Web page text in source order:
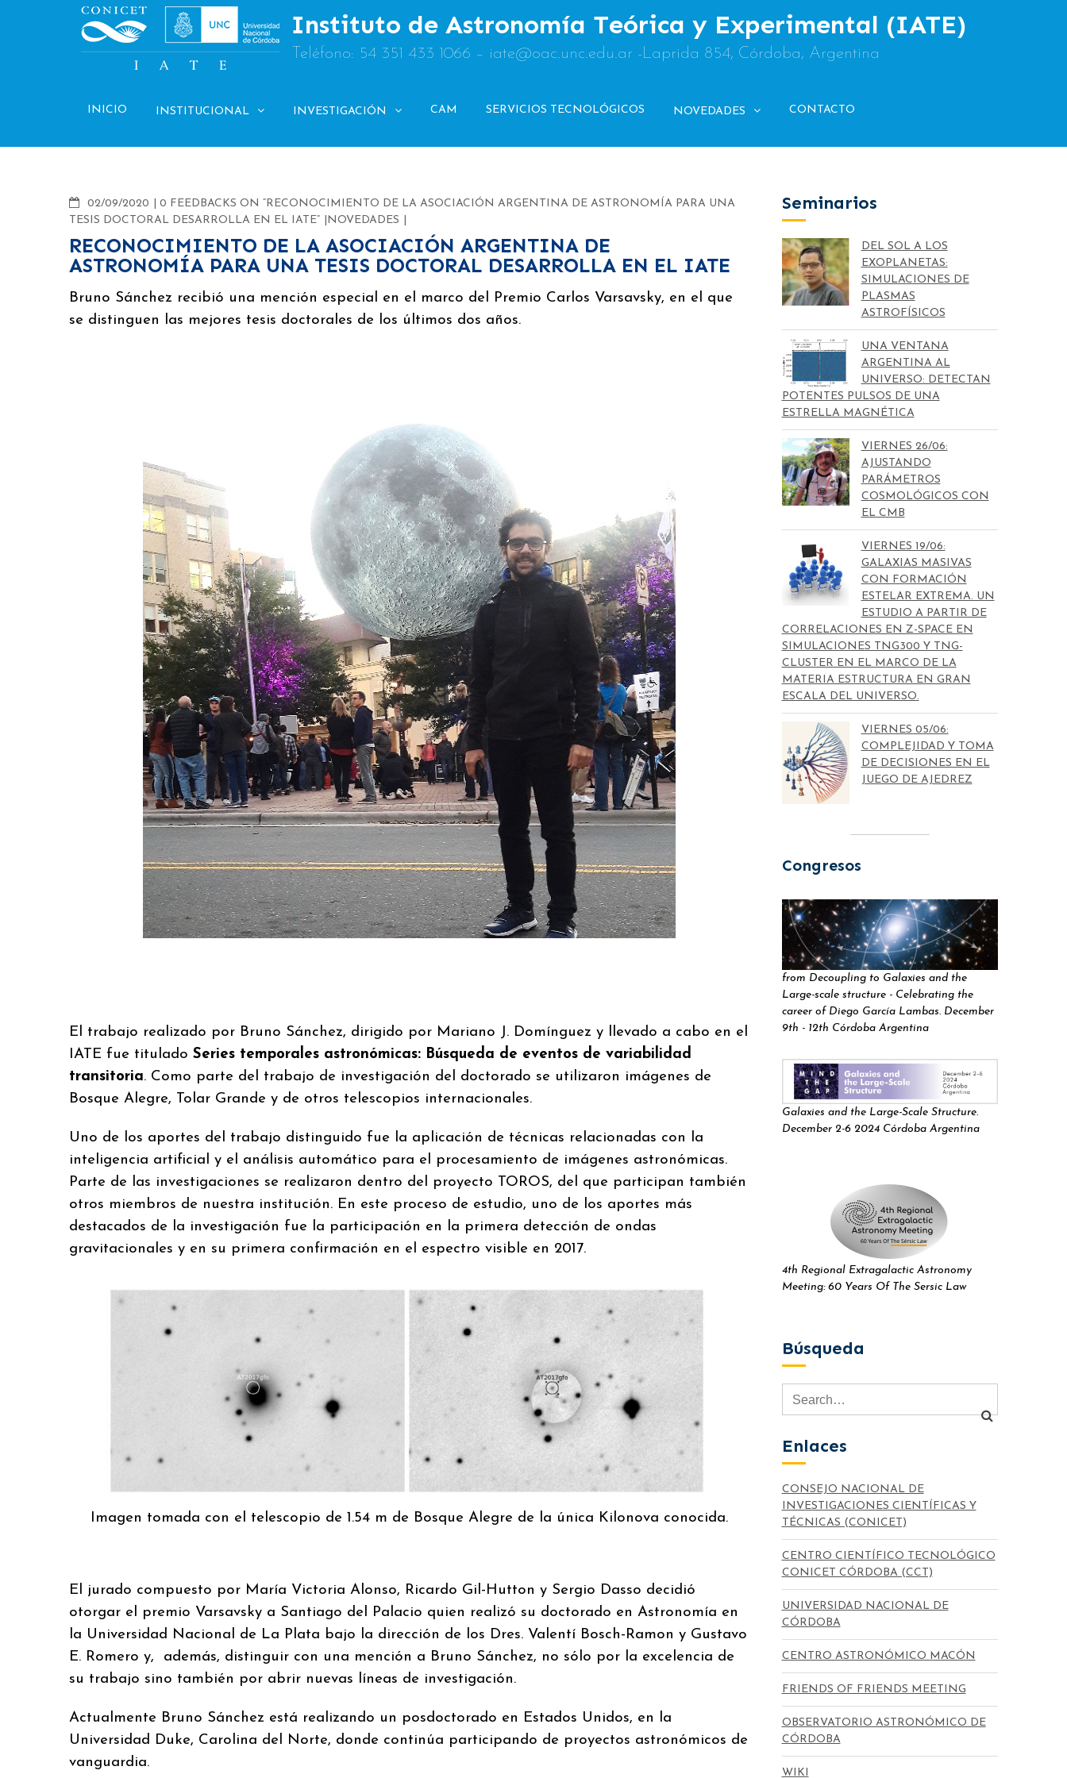
Instituto de Astronomía Teórica y Experimental (IATE)
Teléfono: 54 351 433 1066 – iate@oac.unc.edu.ar -Laprida 854, Córdoba, Argentina
INICIO INSTITUCIONAL INVESTIGACIÓN CAM SERVICIOS TECNOLÓGICOS NOVEDADES CONTACTO
02/09/2020 COMMENTS
0 FEEDBACKS ON “RECONOCIMIENTO DE LA ASOCIACIÓN ARGENTINA DE ASTRONOMÍA PARA UNA
TESIS DOCTORAL DESARROLLA EN EL IATE”
NOVEDADES
RECONOCIMIENTO DE LA ASOCIACIÓN ARGENTINA DE
ASTRONOMÍA PARA UNA TESIS DOCTORAL DESARROLLA EN EL IATE
Bruno Sánchez recibió una mención especial en el marco del Premio Carlos Varsavsky, en el que
se distinguen las mejores tesis doctorales de los últimos dos años.
El trabajo realizado por Bruno Sánchez, dirigido por Mariano J. Domínguez y llevado a cabo en el
IATE fue titulado Series temporales astronómicas: Búsqueda de eventos de variabilidad
transitoria. Como parte del trabajo de investigación del doctorado se utilizaron imágenes de
Bosque Alegre, Tolar Grande y de otros telescopios internacionales.
Uno de los aportes del trabajo distinguido fue la aplicación de técnicas relacionadas con la
inteligencia artificial y el análisis automático para el procesamiento de imágenes astronómicas.
Parte de las investigaciones se realizaron dentro del proyecto TOROS, del que participan también
otros miembros de nuestra institución. En este proceso de estudio, uno de los aportes más
destacados de la investigación fue la participación en la primera detección de ondas
gravitacionales y en su primera confirmación en el espectro visible en 2017.
Imagen tomada con el telescopio de 1.54 m de Bosque Alegre de la única Kilonova conocida.
El jurado compuesto por María Victoria Alonso, Ricardo Gil-Hutton y Sergio Dasso decidió
otorgar el premio Varsavsky a Santiago del Palacio quien realizó su doctorado en Astronomía en
la Universidad Nacional de La Plata bajo la dirección de los Dres. Valentí Bosch-Ramon y Gustavo
E. Romero y, además, distinguir con una mención a Bruno Sánchez, no sólo por la excelencia de
su trabajo sino también por abrir nuevas líneas de investigación.
Actualmente Bruno Sánchez está realizando un posdoctorado en Estados Unidos, en la
Universidad Duke, Carolina del Norte, donde continúa participando de proyectos astronómicos de
vanguardia.
Seminarios
DEL SOL A LOS
EXOPLANETAS:
SIMULACIONES DE
PLASMAS
ASTROFÍSICOS
UNA VENTANA
ARGENTINA AL
UNIVERSO: DETECTAN
POTENTES PULSOS DE UNA
ESTRELLA MAGNÉTICA
VIERNES 26/06:
AJUSTANDO
PARÁMETROS
COSMOLÓGICOS CON
EL CMB
VIERNES 19/06:
GALAXIAS MASIVAS
CON FORMACIÓN
ESTELAR EXTREMA. UN
ESTUDIO A PARTIR DE
CORRELACIONES EN Z-SPACE EN
SIMULACIONES TNG300 Y TNG-
CLUSTER EN EL MARCO DE LA
MATERIA ESTRUCTURA EN GRAN
ESCALA DEL UNIVERSO.
VIERNES 05/06:
COMPLEJIDAD Y TOMA
DE DECISIONES EN EL
JUEGO DE AJEDREZ
Congresos
from Decoupling to Galaxies and the
Large-scale structure - Celebrating the
career of Diego García Lambas. December
9th - 12th Córdoba Argentina
Galaxies and the Large-Scale Structure.
December 2-6 2024 Córdoba Argentina
4th Regional Extragalactic Astronomy
Meeting: 60 Years Of The Sersic Law
Búsqueda
Enlaces
CONSEJO NACIONAL DE
INVESTIGACIONES CIENTÍFICAS Y
TÉCNICAS (CONICET)
CENTRO CIENTÍFICO TECNOLÓGICO
CONICET CÓRDOBA (CCT)
UNIVERSIDAD NACIONAL DE
CÓRDOBA
CENTRO ASTRONÓMICO MACÓN
FRIENDS OF FRIENDS MEETING
OBSERVATORIO ASTRONÓMICO DE
CÓRDOBA
WIKI